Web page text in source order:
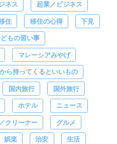
ネス 起業／ビジネス
住 移住の心得 下見
もの習い事
マレーシアみやげ
ら持ってくるといいもの
国内旅行 国外旅行
ホテル ニュース
クリーナー グルメ
娯楽 治安 生活